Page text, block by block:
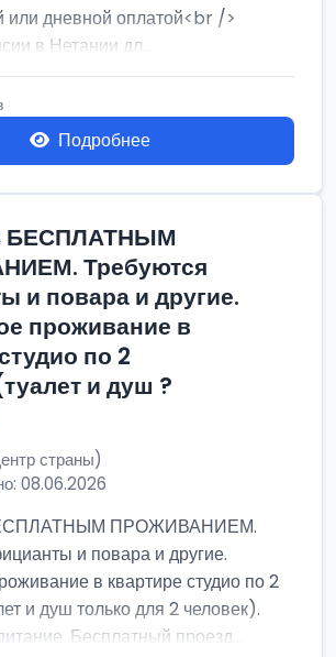
или дневной оплатой<br />
в Нетании дл...
Подробнее
БЕСПЛАТНЫМ
Требуются
и повара и другие.
проживание в
по 2
и душ ?
страны)
08.06.2026
ПРОЖИВАНИЕМ.
и повара и другие.
в квартире студио по 2
и душ только для 2 человек).
Бесплатный проезд...